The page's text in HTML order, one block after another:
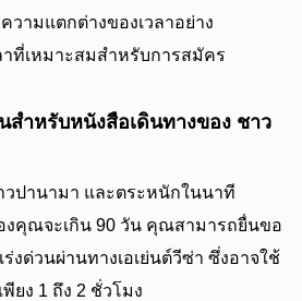
วามแตกต่างของเวลาอย่าง
าที่เหมาะสมสำหรับการสมัคร
สำหรับหนังสือเดินทางของ ชาว
ปานามา และตระหนักในนาที
งคุณจะเกิน 90 วัน คุณสามารถยื่นขอ
งด่วนผ่านทางเอเย่นต์วีซ่า ซึ่งอาจใช้
ยง 1 ถึง 2 ชั่วโมง